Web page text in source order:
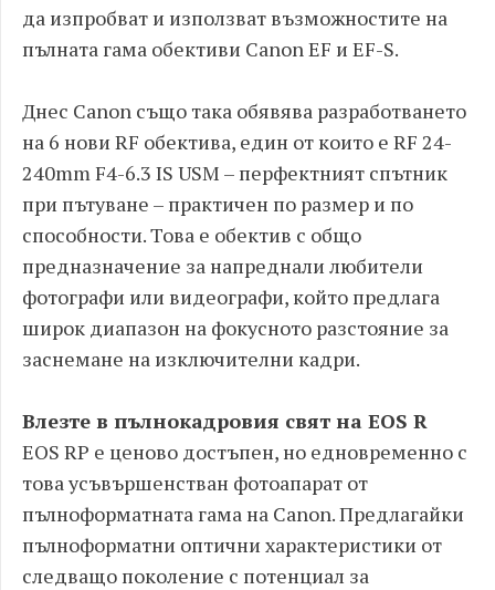
да изпробват и използват възможностите на
пълната гама обективи Canon EF и EF-S.
Днес Canon също така обявява разработването
на 6 нови RF обектива, един от които е RF 24-
240mm F4-6.3 IS USM – перфектният спътник
при пътуване – практичен по размер и по
способности. Това е обектив с общо
предназначение за напреднали любители
фотографи или видеографи, който предлага
широк диапазон на фокусното разстояние за
заснемане на изключителни кадри.
Влезте в пълнокадровия свят на EOS R
EOS RP е ценово достъпен, но едновременно с
това усъвършенстван фотоапарат от
пълноформатната гама на Canon. Предлагайки
пълноформатни оптични характеристики от
следващо поколение с потенциал за